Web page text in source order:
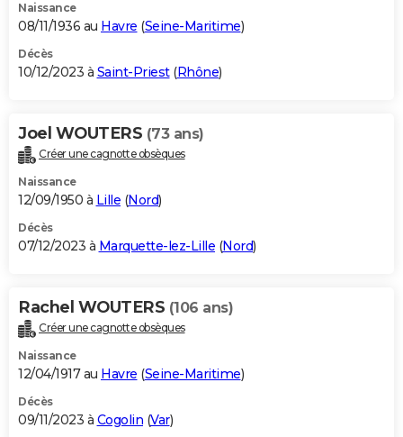
Naissance
08/11/1936 au Havre (Seine-Maritime)
Décès
10/12/2023 à Saint-Priest(Rhône)
Joel WOUTERS (73 ans)
Créer une cagnotte obsèques
Naissance
12/09/1950 à Lille (Nord)
Décès
07/12/2023 à Marquette-lez-Lille (Nord)
Rachel WOUTERS (106 ans)
Créer une cagnotte obsèques
Naissance
12/04/1917 au Havre (Seine-Maritime)
Décès
09/11/2023 à Cogolin (Var)